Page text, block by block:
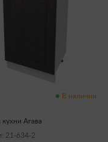
В наличии
Агава
21-634-2